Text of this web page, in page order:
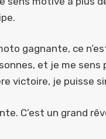
gagnante, ce
et je me
victoire, je puisse
C’est un grand